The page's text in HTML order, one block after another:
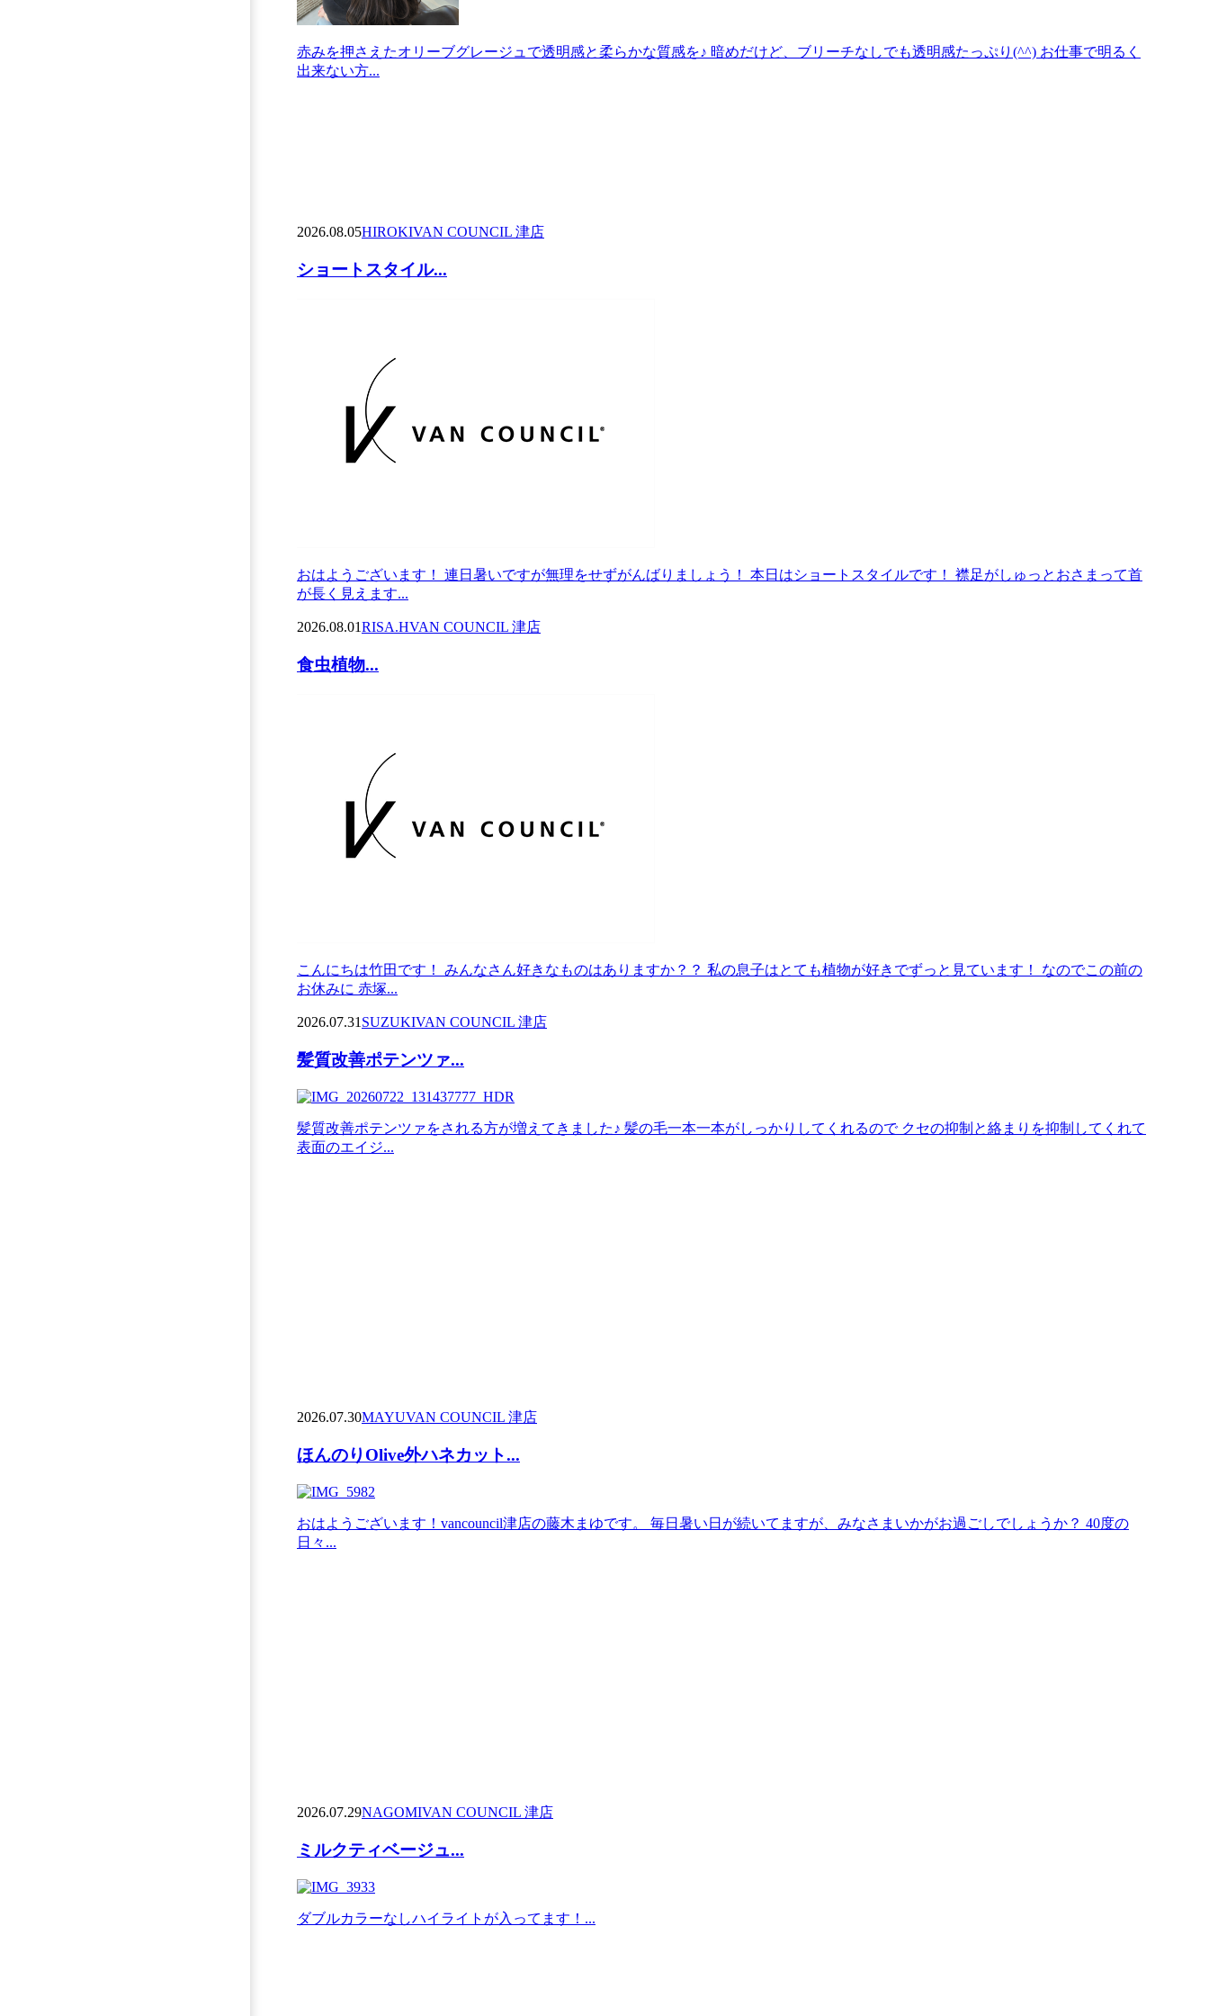
赤みを押さえたオリーブグレージュで透明感と柔らかな質感を♪ 暗めだけど、ブリーチなしでも透明感たっぷり(^^) お仕事で明るく
出来ない方...
2026.08.05HIROKIVAN COUNCIL 津店
ショートスタイル...
おはようございます！ 連日暑いですが無理をせずがんばりましょう！ 本日はショートスタイルです！ 襟足がしゅっとおさまって首
が長く見えます...
2026.08.01RISA.HVAN COUNCIL 津店
食虫植物...
こんにちは竹田です！ みんなさん好きなものはありますか？？ 私の息子はとても植物が好きでずっと見ています！ なのでこの前の
お休みに 赤塚...
2026.07.31 SUZUKIVAN COUNCIL 津店
髪質改善ポテンツァ...
髪質改善ポテンツァをされる方が増えてきました♪ 髪の毛一本一本がしっかりしてくれるので クセの抑制と絡まりを抑制してくれて
表面のエイジ...
2026.07.30MAYUVAN COUNCIL 津店
ほんのりOlive外ハネカット...
おはようございます！vancouncil津店の藤木まゆです。 毎日暑い日が続いてますが、みなさまいかがお過ごしでしょうか？ 40度の
日々...
2026.07.29NAGOMIVAN COUNCIL 津店
ミルクティベージュ...
ダブルカラーなしハイライトが入ってます！...